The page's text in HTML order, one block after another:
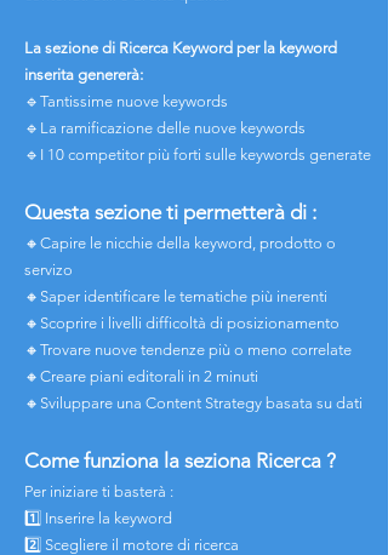
La sezione di Ricerca Keyword per la keyword
inserita genererà:
🔹Tantissime nuove keywords
🔹La ramificazione delle nuove keywords
🔹I 10 competitor più forti sulle keywords generate
Questa sezione ti permetterà di :
🔸Capire le nicchie della keyword, prodotto o
servizo
🔸Saper identificare le tematiche più inerenti
🔸Scoprire i livelli difficoltà di posizionamento
🔸Trovare nuove tendenze più o meno correlate
🔸Creare piani editorali in 2 minuti
🔸Sviluppare una Content Strategy basata su dati
Come funziona la seziona Ricerca ?
Per iniziare ti basterà :
1️⃣ Inserire la keyword
2️⃣ Scegliere il motore di ricerca